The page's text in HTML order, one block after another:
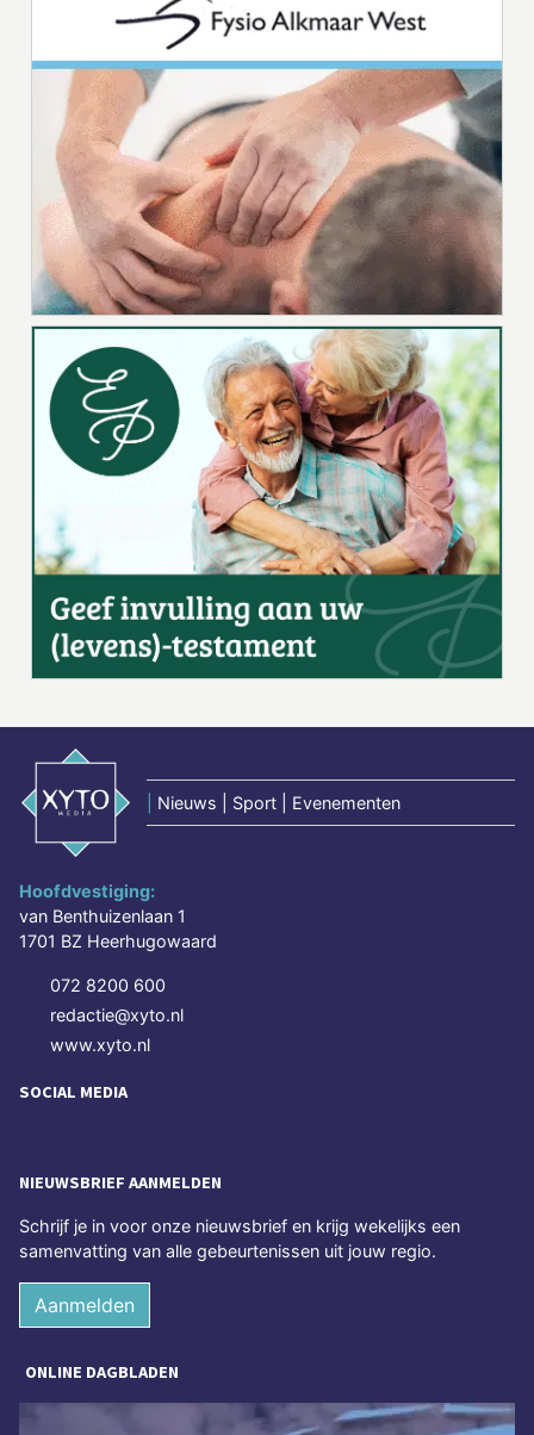
Nieuws | Sport | Evenementen
Hoofdvestiging:
van Benthuizenlaan 1
1701 BZ Heerhugowaard
072 8200 600
redactie@xyto.nl
www.xyto.nl
SOCIAL MEDIA
NIEUWSBRIEF AANMELDEN
Schrijf je in voor onze nieuwsbrief en krijg wekelijks een
samenvatting van alle gebeurtenissen uit jouw regio.
Aanmelden
ONLINE DAGBLADEN